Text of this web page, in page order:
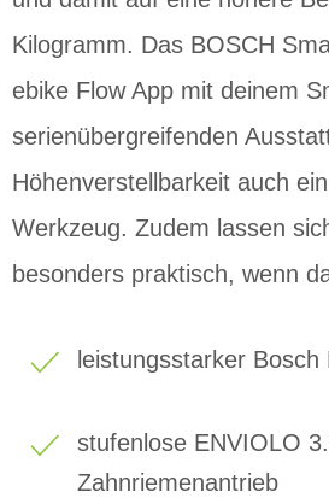
Kilogramm. Das BOSCH
ebike Flow App mit deinem
serienübergreifenden
Höhenverstellbarkeit auch
Werkzeug. Zudem lassen
besonders praktisch, wenn
leistungsstarker
stufenlose ENVIOLO
Zahnriemenantrieb